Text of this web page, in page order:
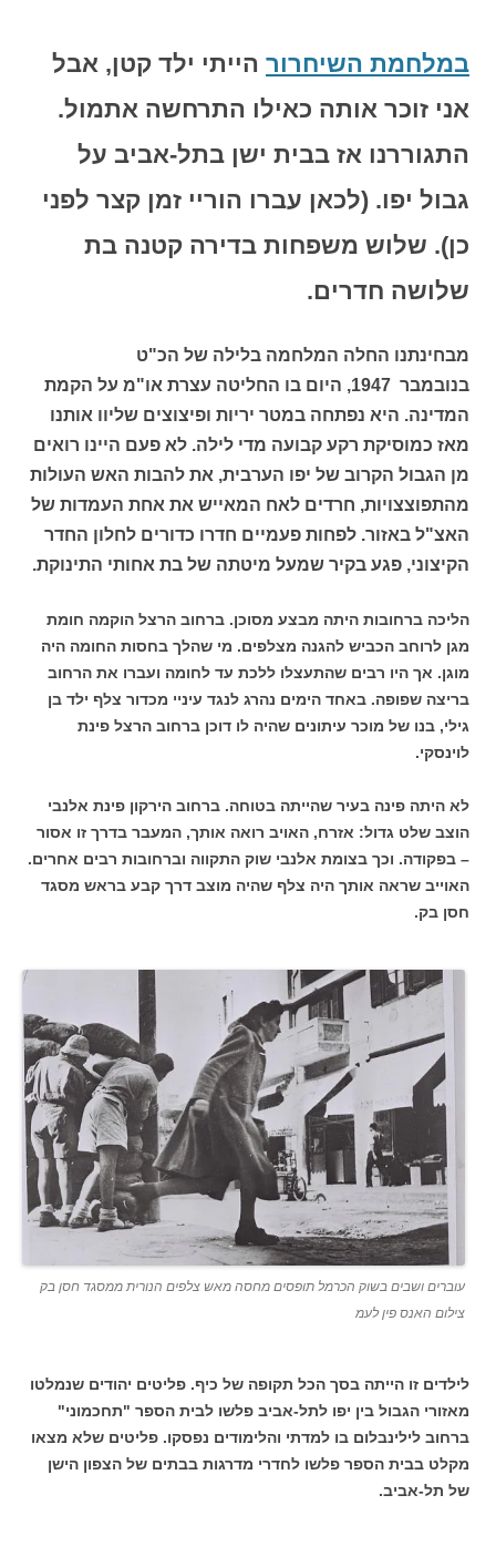
במלחמת השיחרור הייתי ילד קטן, אבל
אני זוכר אותה כאילו התרחשה אתמול.
התגוררנו אז בבית ישן בתל-אביב על
גבול יפו. (לכאן עברו הוריי זמן קצר לפני
כן). שלוש משפחות בדירה קטנה בת
שלושה חדרים.
מבחינתנו החלה המלחמה בלילה של הכ"ט
בנובמבר 1947,
היום בו החליטה עצרת או"מ על הקמת
המדינה. היא נפתחה במטר יריות ופיצוצים שליוו אותנו
מאז כמוסיקת רקע קבועה מדי לילה. לא פעם היינו רואים
מן הגבול הקרוב של יפו הערבית, את להבות האש העולות
מהתפוצצויות, חרדים לאח המאייש את אחת העמדות של
האצ"ל באזור. לפחות פעמיים חדרו כדורים לחלון החדר
הקיצוני, פגע בקיר שמעל מיטתה של בת אחותי התינוקת.
הליכה ברחובות היתה מבצע מסוכן. ברחוב הרצל הוקמה חומת
מגן לרוחב הכביש להגנה מצלפים. מי שהלך בחסות החומה היה
מוגן. אך היו רבים שהתעצלו ללכת עד לחומה ועברו את הרחוב
בריצה שפופה. באחד הימים נהרג לנגד עיניי מכדור צלף ילד בן
גילי, בנו של מוכר עיתונים שהיה לו דוכן ברחוב הרצל פינת
לוינסקי.
לא היתה פינה בעיר שהייתה בטוחה. ברחוב הירקון פינת אלנבי
הוצב שלט גדול: אזרח, האויב רואה אותך, המעבר בדרך זו אסור
– בפקודה. וכך בצומת אלנבי שוק התקווה וברחובות רבים אחרים.
האוייב שראה אותך היה צלף שהיה מוצב דרך קבע בראש מסגד
חסן בק.
עוברים ושבים בשוק הכרמל תופסים מחסה מאש צלפים הנורית ממסגד חסן בק
צילום האנס פין לעמ
לילדים זו הייתה בסך הכל תקופה של כיף. פליטים יהודים שנמלטו
מאזורי הגבול בין יפו לתל-אביב פלשו לבית הספר "תחכמוני"
ברחוב לילינבלום בו למדתי והלימודים נפסקו. פליטים שלא מצאו
מקלט בבית הספר פלשו לחדרי מדרגות בבתים של הצפון הישן
של תל-אביב.